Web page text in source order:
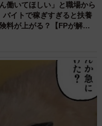
働いてほしい」と職場から
イトで稼ぎすぎると扶養
料が上がる？【FPが解